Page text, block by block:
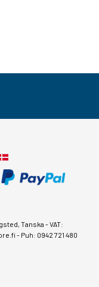
Tanska - VAT:
- Puh: 0942 721 480